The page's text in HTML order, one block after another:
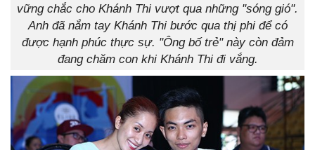
vững chắc cho Khánh Thi vượt qua những "sóng gió".
Anh đã nắm tay Khánh Thi bước qua thị phi để có
được hạnh phúc thực sự. "Ông bố trẻ" này còn đảm
đang chăm con khi Khánh Thi đi vắng.